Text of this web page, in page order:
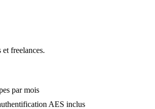
et freelances.
par mois
AES inclus